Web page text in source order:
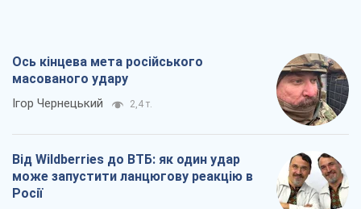
Ось кінцева мета російського
масованого удару
Ігор Чернецький 2,4 т.
Від Wildberries до ВТБ: як один удар
може запустити ланцюгову реакцію в
Росії